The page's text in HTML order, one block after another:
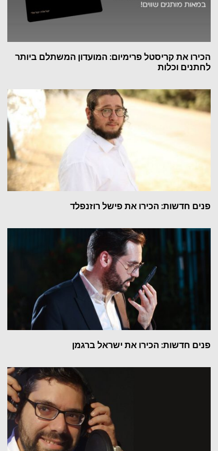
הכירו את קריסטל פרימיום: המועדון המשתלם ביותר
לחתנים וכלות
פנים חדשות: הכירו את פישל רוזנפלד
פנים חדשות: הכירו את ישראל ברגמן